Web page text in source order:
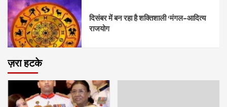
दिसंबर में बन रहा है शक्तिशाली ‘मंगल–आदित्य
राजयोग
ज़रा हटके